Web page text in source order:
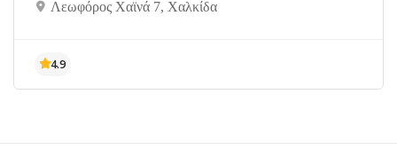
Λεωφόρος Χαϊνά 7, Χαλκίδα